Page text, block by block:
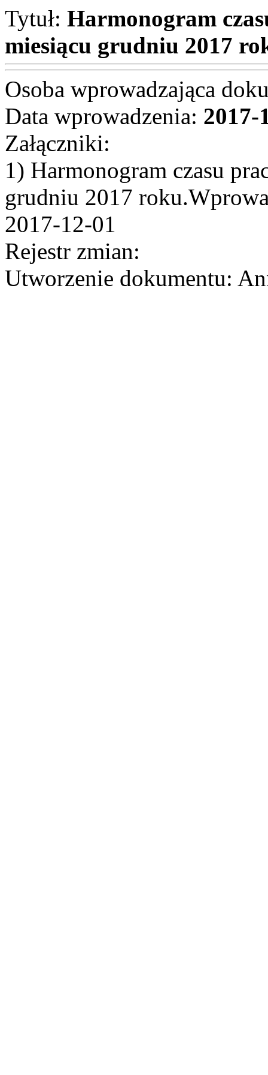
Tytuł: Harmonogram
miesiącu grudniu 2017
Osoba wprowadzająca
Data wprowadzenia: 2017-
Załączniki:
1) Harmonogram czasu
grudniu 2017
2017-12-01
Rejestr zmian:
Utworzenie dokumentu: